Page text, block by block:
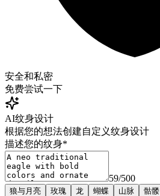
安全和私密
免费尝试一下
AI纹身设计
根据您的想法创建自定义纹身设计
描述您的纹身*
59/500
狼与月亮 玫瑰 龙 蝴蝶 山脉 骷髅